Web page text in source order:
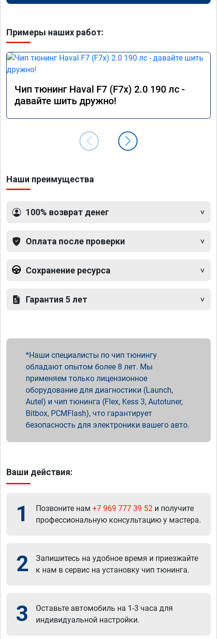
Примеры наших работ:
Чип тюнинг Haval F7 (F7x) 2.0 190 лс -
давайте шить дружно!
Наши преимущества
100% возврат денег
Оплата после проверки
Сохранение ресурса
Гарантия 5 лет
Наши специалисты по чип тюнингу
обладают опытом более 8 лет. Мы
применяем только лицензионное
оборудование для диагностики (Launch,
Autel) и чип тюнинга (Flex, Kess 3, Autotuner,
Bitbox, PCMFlash), что гарантирует
безопасность для электроники вашего авто.
Ваши действия:
1 Позвоните нам +7 969 777 39 52 и получите
профессиональную консультацию у мастера.
2
Запишитесь на удобное время и приезжайте
к нам в сервис на установку чип тюнинга.
3
Оставьте автомобиль на 1-3 часа для
индивидуальной настройки.